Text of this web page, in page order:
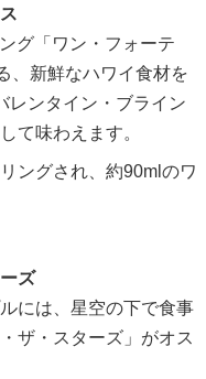
ス
グ「ワン・フォーテ
、新鮮なハワイ食材を
レンタイン・ブライン
て味わえます。
ングされ、約90mlのワ
ズ
には、星空の下で食事
ザ・スターズ」がオス